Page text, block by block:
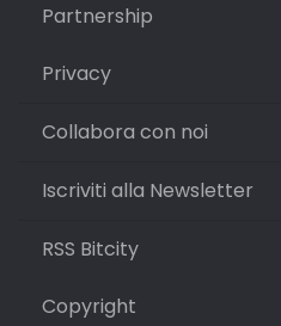
Partnership
Privacy
Collabora con noi
Iscriviti alla Newsletter
RSS Bitcity
Copyright